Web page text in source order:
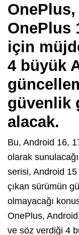
OnePlus
için
4 büyük
güvenlik
alacak.
Bu, Android 16,
olarak
serisi, Android 15
çıkan sürümün
olmayacağı
OnePlus,
ve söz verdiği 4